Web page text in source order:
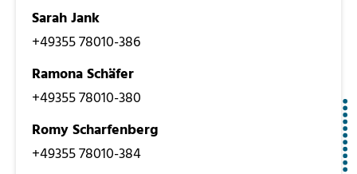
Sarah Jank
+49355 78010-386
Ramona Schäfer
+49355 78010-380
Romy Scharfenberg
+49355 78010-384